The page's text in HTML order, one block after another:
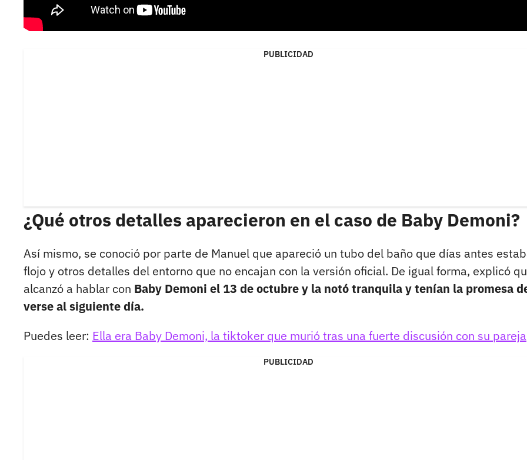
PUBLICIDAD
¿Qué otros detalles aparecieron en el caso de Baby Demoni?
Así mismo, se conoció por parte de Manuel que apareció un tubo del baño que días antes
flojo y otros detalles del entorno que no encajan con la versión oficial. De igual forma, explicó
alcanzó a hablar con Baby Demoni el 13 de octubre y la notó tranquila y tenían la promesa
verse al siguiente día.
Puedes leer: Ella era Baby Demoni, la tiktoker que murió tras una fuerte discusión con su pareja
PUBLICIDAD